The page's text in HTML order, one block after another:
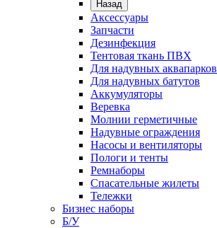
Назад
Аксессуары
Запчасти
Дезинфекция
Тентовая ткань ПВХ
Для надувных аквапарков
Для надувных батутов
Аккумуляторы
Веревка
Молнии герметичные
Надувные ограждения
Насосы и вентиляторы
Пологи и тенты
Ремнаборы
Спасательные жилеты
Тележки
Бизнес наборы
Б/У